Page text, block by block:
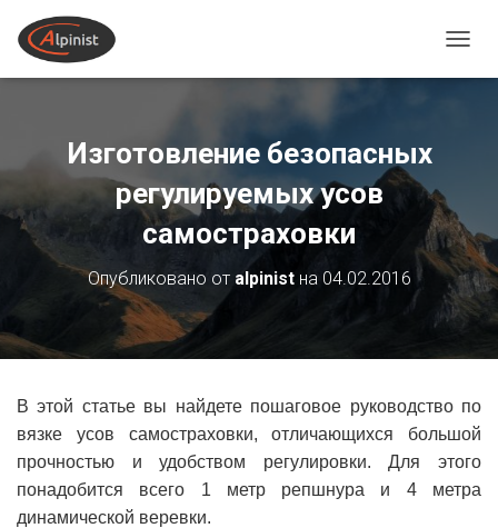
Изготовление безопасных
регулируемых усов
самостраховки
Опубликовано от alpinistна 04.02.2016
В этой статье вы найдете пошаговое руководство по
вязке усов самостраховки, отличающихся большой
прочностью и удобством регулировки. Для этого
понадобится всего 1 метр репшнура и 4 метра
динамической веревки.